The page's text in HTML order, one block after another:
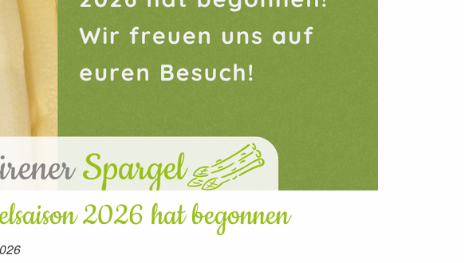
2026 hat begonnen